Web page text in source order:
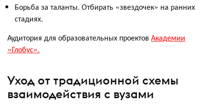
Борьба за таланты. Отбирать «звездочек» на ранних
стадиях.
Аудитория для образовательных проектов Академии
«Глобус».
Уход от традиционной схемы
взаимодействия с вузами